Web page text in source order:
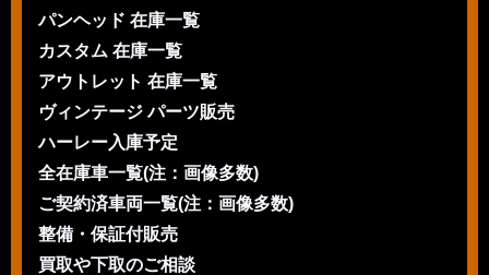
パンヘッド 在庫一覧
カスタム 在庫一覧
アウトレット 在庫一覧
ヴィンテージ パーツ販売
ハーレー入庫予定
全在庫車一覧(注：画像多数)
ご契約済車両一覧(注：画像多数)
整備・保証付販売
買取や下取のご相談